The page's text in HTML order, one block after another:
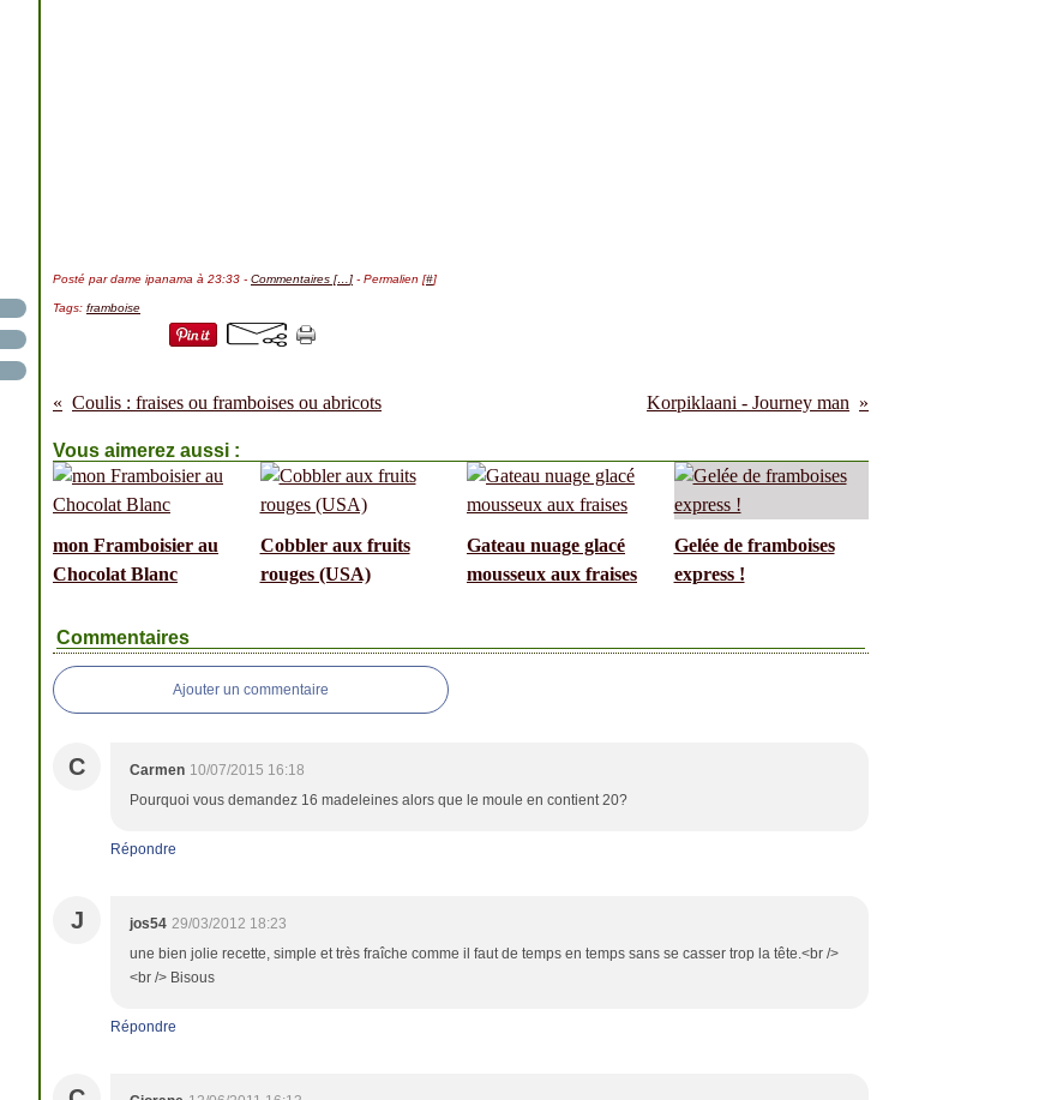
Posté par dame ipanama à 23:33 - Commentaires [… ] - Permalien [#]
Tags: framboise
Coulis : fraises ou framboises ou abricots Korpiklaani - Journey man
Vous aimerez aussi :
mon Framboisier au
Chocolat Blanc
Cobbler aux fruits
rouges (USA)
Gateau nuage glacé
mousseux aux fraises
Gelée de framboises
express !
Commentaires
Ajouter un commentaire
C Carmen 10/07/2015 16:18
Pourquoi vous demandez 16 madeleines alors que le moule en contient 20?
Répondre
J jos54 29/03/2012 18:23
une bien jolie recette, simple et très fraîche comme il faut de temps en temps sans se casser trop la tête.<br />
<br /> Bisous
Répondre